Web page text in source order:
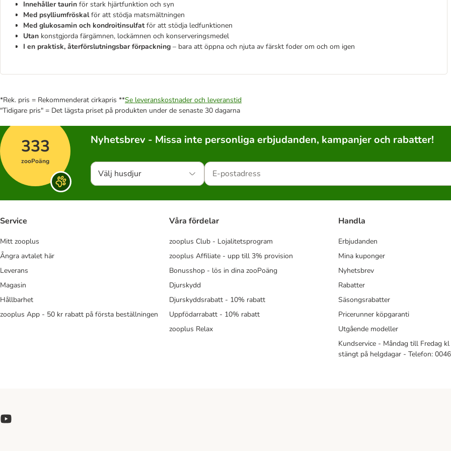
Innehåller taurin för stark hjärtfunktion och syn
Med psylliumfröskalför att stödja matsmältningen
Med glukosamin och kondroitinsulfatför att stödja ledfunktionen
Utan konstgjorda färgämnen, lockämnen och konserveringsmedel
I en praktisk, återförslutningsbar förpackning – bara att öppna och njuta av färskt foder om och om igen
*Rek. pris = Rekommenderat cirkapris **Se leveranskostnader och leveranstid
"Tidigare pris" = Det lägsta priset på produkten under de senaste 30 dagarna
333
zooPoäng
Nyhetsbrev - Missa inte personliga erbjudanden, kampanjer och rabatter!
Välj husdjur
Service
Mitt zooplus
Ångra avtalet här
Leverans
Magasin
Hållbarhet
zooplus App - 50 kr rabatt på första beställningen
Våra fördelar
zooplus Club - Lojalitetsprogram
zooplus Affiliate - upp till 3% provision
Bonusshop - lös in dina zooPoäng
Djurskydd
Djurskyddsrabatt - 10% rabatt
Uppfödarrabatt - 10% rabatt
zooplus Relax
Handla
Erbjudanden
Mina kuponger
Nyhetsbrev
Rabatter
Säsongsrabatter
Pricerunner köpgaranti
Utgående modeller
Kundservice - Måndag till Fredag
stängt på helgdagar - Telefon: